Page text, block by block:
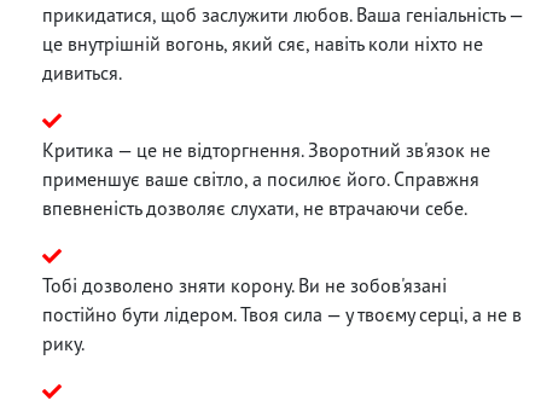
прикидатися, щоб заслужити любов. Ваша геніальність —
це внутрішній вогонь, який сяє, навіть коли ніхто не
дивиться.
Критика — це не відторгнення. Зворотний зв'язок не
применшує ваше світло, а посилює його. Справжня
впевненість дозволяє слухати, не втрачаючи себе.
Тобі дозволено зняти корону. Ви не зобов'язані
постійно бути лідером. Твоя сила — у твоєму серці, а не в
рику.